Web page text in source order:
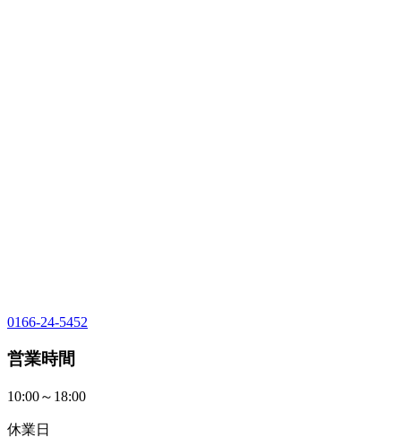
0166-24-5452
営業時間
10:00～18:00
休業日